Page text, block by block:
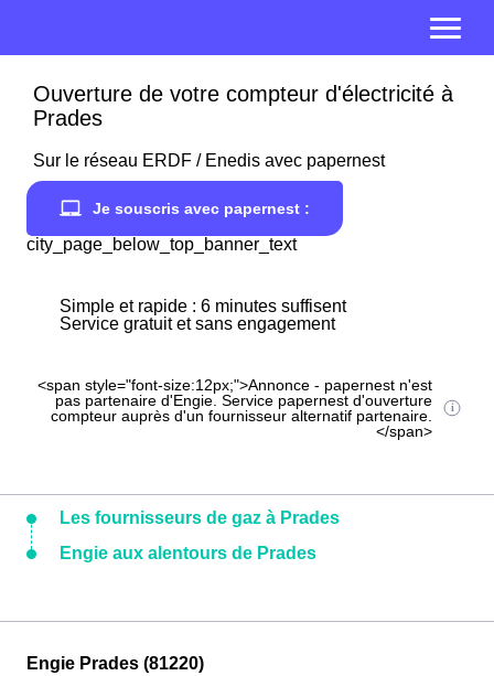
Ouverture de votre compteur d'électricité à
Prades
Sur le réseau ERDF / Enedis avec papernest
Je souscris avec papernest :
city_page_below_top_banner_text
Simple et rapide : 6 minutes suffisent
Service gratuit et sans engagement
<span style="font-size:12px;">Annonce - papernest n'est
pas partenaire d'Engie. Service papernest d'ouverture
compteur auprès d'un fournisseur alternatif partenaire.
</span>
Les fournisseurs de gaz à Prades
Engie aux alentours de Prades
Engie Prades (81220)